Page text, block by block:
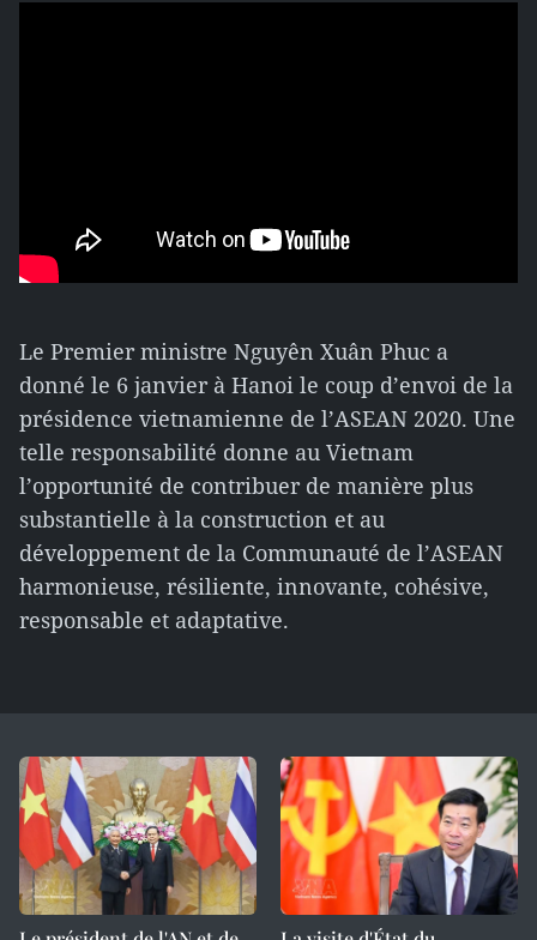
Le Premier ministre Nguyên Xuân Phuc a
donné le 6 janvier à Hanoi le coup d’envoi de la
présidence vietnamienne de l’ASEAN 2020. Une
telle responsabilité donne au Vietnam
l’opportunité de contribuer de manière plus
substantielle à la construction et au
développement de la Communauté de l’ASEAN
harmonieuse, résiliente, innovante, cohésive,
responsable et adaptative.